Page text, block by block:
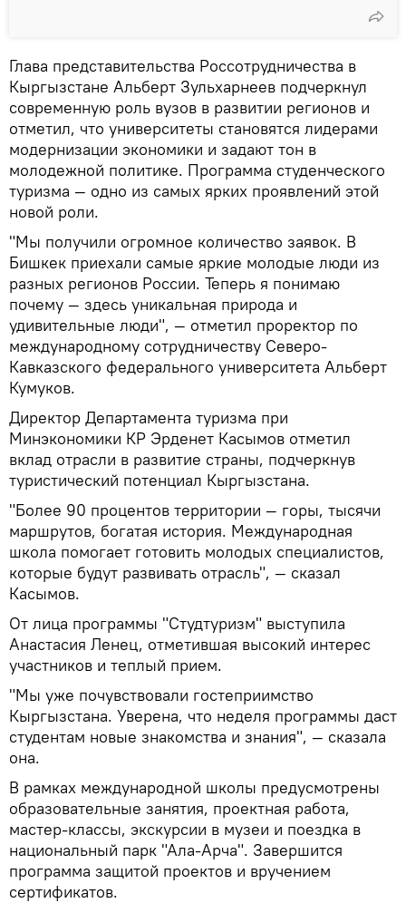
Глава представительства Россотрудничества в
Кыргызстане Альберт Зульхарнеев подчеркнул
современную роль вузов в развитии регионов и
отметил, что университеты становятся лидерами
модернизации экономики и задают тон в
молодежной политике. Программа студенческого
туризма — одно из самых ярких проявлений этой
новой роли.
"Мы получили огромное количество заявок. В
Бишкек приехали самые яркие молодые люди из
разных регионов России. Теперь я понимаю
почему — здесь уникальная природа и
удивительные люди", — отметил проректор по
международному сотрудничеству Северо-
Кавказского федерального университета Альберт
Кумуков.
Директор Департамента туризма при
Минэкономики КР Эрденет Касымов отметил
вклад отрасли в развитие страны, подчеркнув
туристический потенциал Кыргызстана.
"Более 90 процентов территории — горы, тысячи
маршрутов, богатая история. Международная
школа помогает готовить молодых специалистов,
которые будут развивать отрасль", — сказал
Касымов.
От лица программы "Студтуризм" выступила
Анастасия Ленец, отметившая высокий интерес
участников и теплый прием.
"Мы уже почувствовали гостеприимство
Кыргызстана. Уверена, что неделя программы даст
студентам новые знакомства и знания", — сказала
она.
В рамках международной школы предусмотрены
образовательные занятия, проектная работа,
мастер-классы, экскурсии в музеи и поездка в
национальный парк "Ала-Арча". Завершится
программа защитой проектов и вручением
сертификатов.